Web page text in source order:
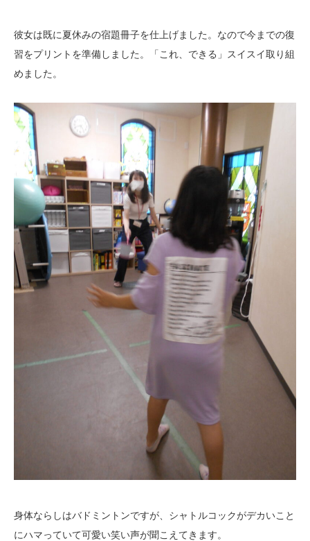
彼女は既に夏休みの宿題冊子を仕上げました。なので今までの復
習をプリントを準備しました。「これ、できる」スイスイ取り組
めました。
身体ならしはバドミントンですが、シャトルコックがデカいこと
にハマっていて可愛い笑い声が聞こえてきます。